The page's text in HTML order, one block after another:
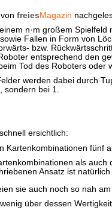
freies Magazin
n·m großem
Fallen in Form von
bzw.
entsprechend den
Tod des Roboters
werden dabei durch
sondern bei 1.
ersichtlich:
als
Ansatz ist
sie auch noch so nah
über dessen